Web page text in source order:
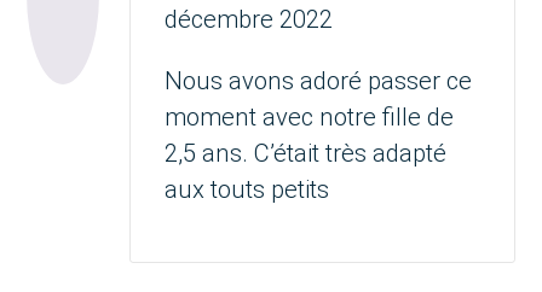
décembre 2022
Nous avons adoré passer ce
moment avec notre fille de
2,5 ans. C’était très adapté
aux touts petits